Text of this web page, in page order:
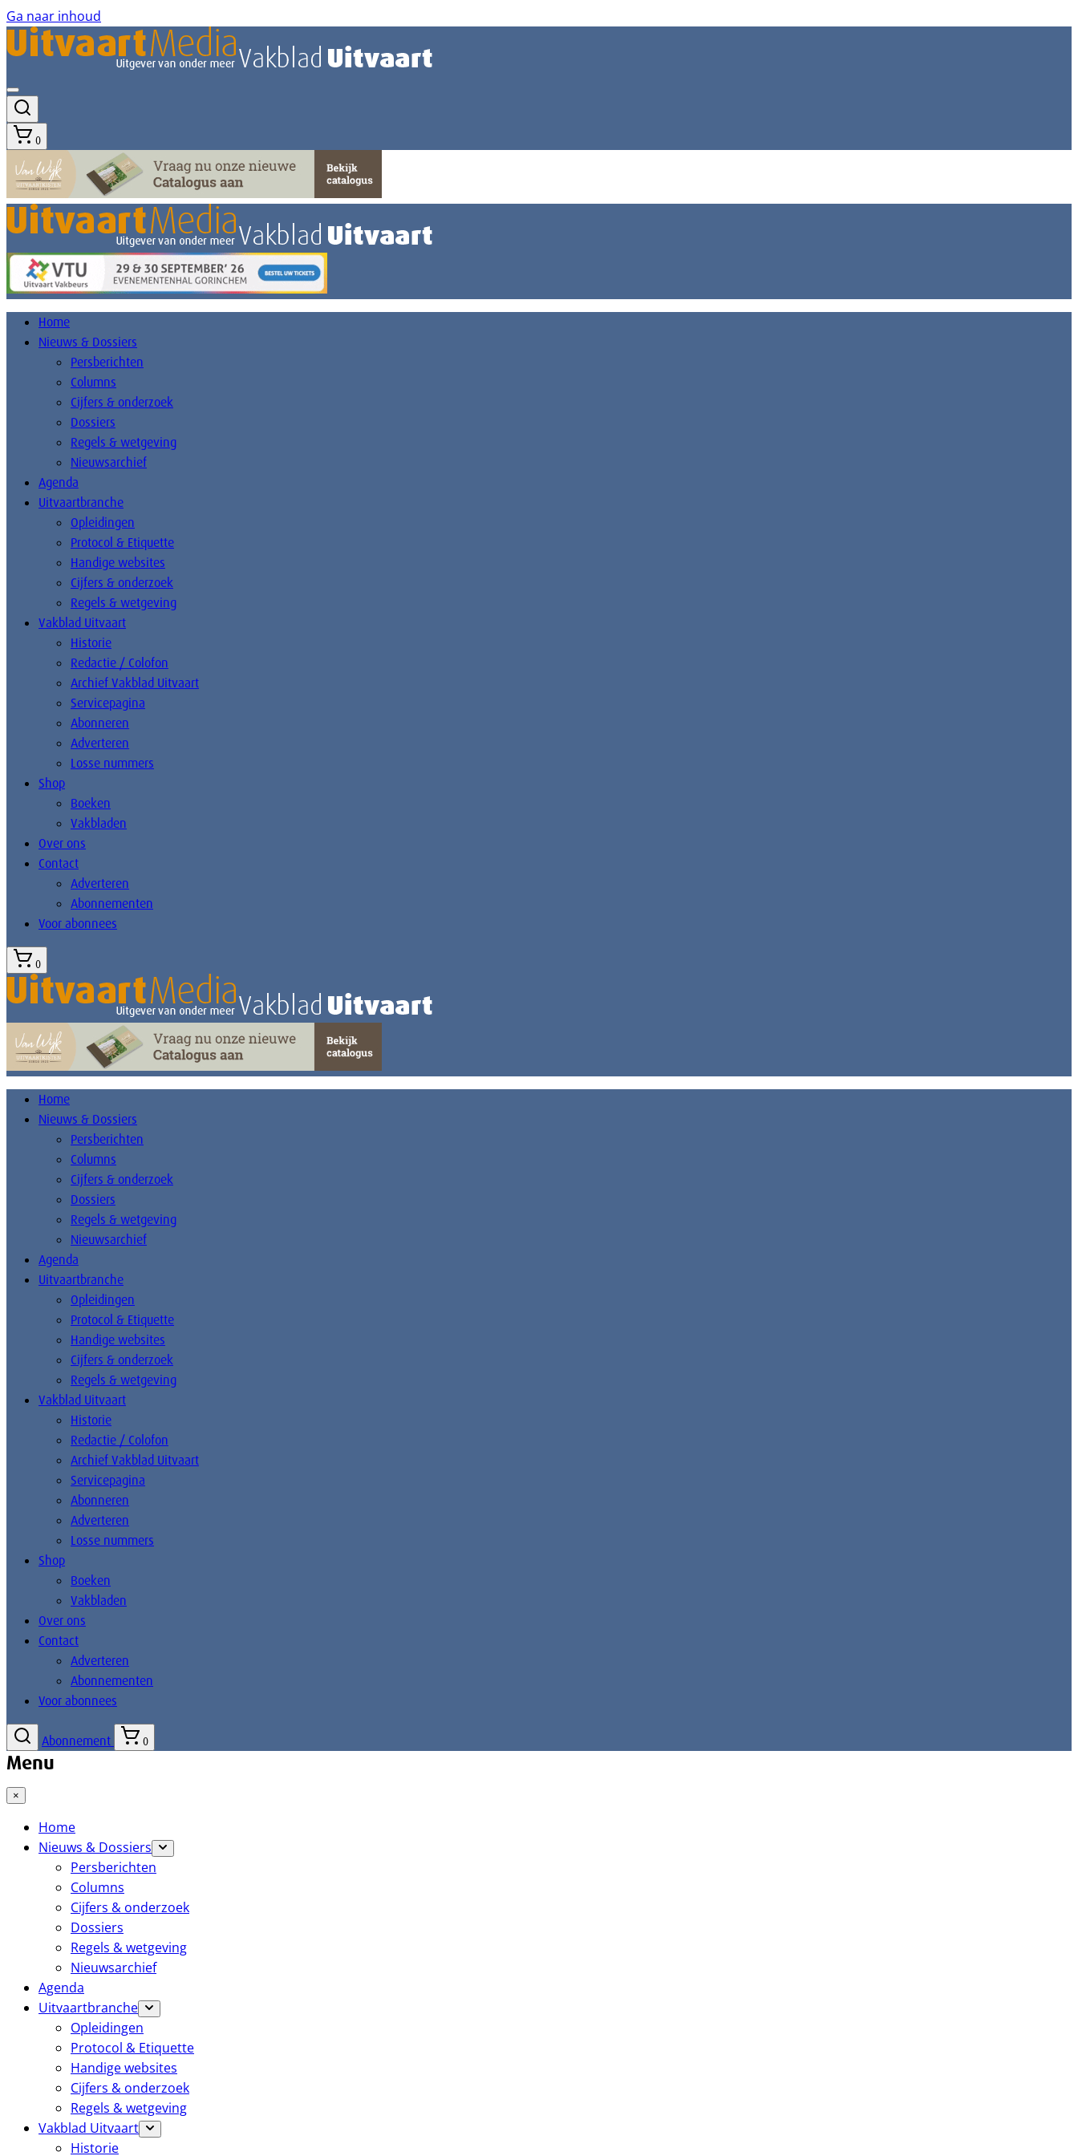
Ga naar inhoud
0
Home
Nieuws & Dossiers
Persberichten
Columns
Cijfers & onderzoek
Dossiers
Regels & wetgeving
Nieuwsarchief
Agenda
Uitvaartbranche
Opleidingen
Protocol & Etiquette
Handige websites
Cijfers & onderzoek
Regels & wetgeving
Vakblad Uitvaart
Historie
Redactie / Colofon
Archief Vakblad Uitvaart
Servicepagina
Abonneren
Adverteren
Losse nummers
Shop
Boeken
Vakbladen
Over ons
Contact
Adverteren
Abonnementen
Voor abonnees
0
Home
Nieuws & Dossiers
Persberichten
Columns
Cijfers & onderzoek
Dossiers
Regels & wetgeving
Nieuwsarchief
Agenda
Uitvaartbranche
Opleidingen
Protocol & Etiquette
Handige websites
Cijfers & onderzoek
Regels & wetgeving
Vakblad Uitvaart
Historie
Redactie / Colofon
Archief Vakblad Uitvaart
Servicepagina
Abonneren
Adverteren
Losse nummers
Shop
Boeken
Vakbladen
Over ons
Contact
Adverteren
Abonnementen
Voor abonnees
Abonnement 0
Menu
×
Home
Nieuws & Dossiers
Persberichten
Columns
Cijfers & onderzoek
Dossiers
Regels & wetgeving
Nieuwsarchief
Agenda
Uitvaartbranche
Opleidingen
Protocol & Etiquette
Handige websites
Cijfers & onderzoek
Regels & wetgeving
Vakblad Uitvaart
Historie